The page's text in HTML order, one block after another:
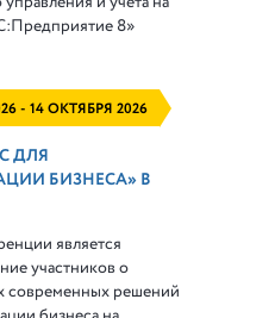
8»
- 14 ОКТЯБРЯ 2026
ДЛЯ
БИЗНЕСА» В
является
участников о
современных решений